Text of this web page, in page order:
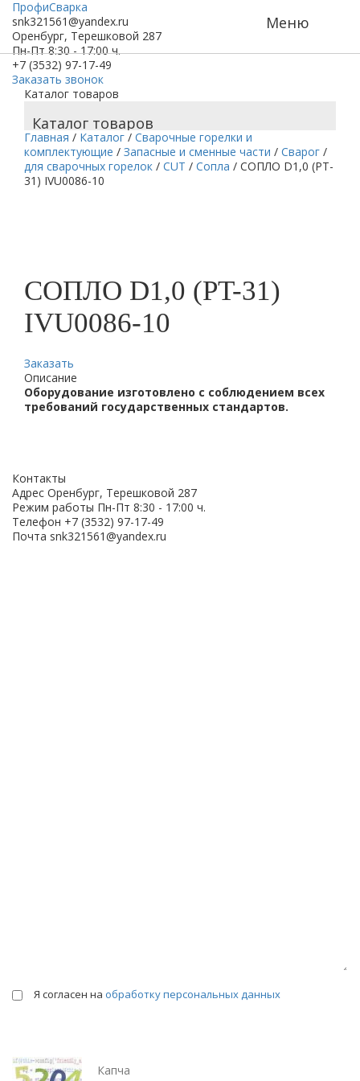
ПрофиСварка
snk321561@yandex.ru
Оренбург, Терешковой 287
Пн-Пт 8:30 - 17:00 ч.
+7 (3532) 97-17-49
Заказать звонок
Меню
Каталог товаров
Каталог товаров
Главная / Каталог / Сварочные горелки и
комплектующие / Запасные и сменные части / Сварог /
для сварочных горелок / CUT / Сопла / СОПЛО D1,0 (PT-
31) IVU0086-10
СОПЛО D1,0 (PT-31)
IVU0086-10
Заказать
Описание
Оборудование изготовлено с соблюдением всех
требований государственных стандартов.
Контакты
Адрес Оренбург, Терешковой 287
Режим работы Пн-Пт 8:30 - 17:00 ч.
Телефон +7 (3532) 97-17-49
Почта snk321561@yandex.ru
Я согласен на обработку персональных данных